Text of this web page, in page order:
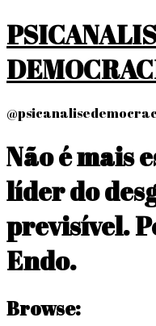
Skip
to
content
Não é mais
líder do
previsível.
Endo.
Browse: